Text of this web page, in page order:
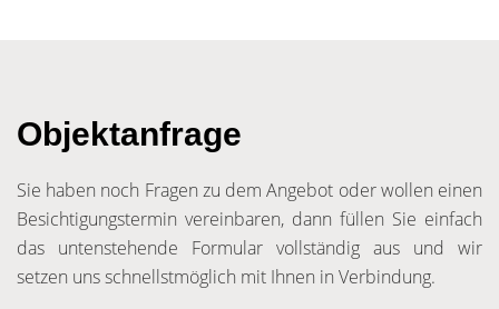
Objektanfrage
Sie haben noch Fragen zu dem Angebot oder wollen einen
Besichtigungstermin vereinbaren, dann füllen Sie einfach
das untenstehende Formular vollständig aus und wir
setzen uns schnellstmöglich mit Ihnen in Verbindung.